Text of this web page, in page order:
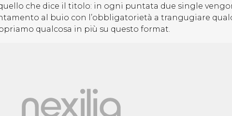
che dice il titolo: in ogni puntata due single
al buio con l’obbligatorietà a trangugiare
qualcosa in più su questo format.